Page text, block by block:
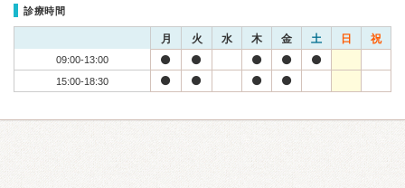
診療時間
月 火 水 木 金 土 日 祝
09:00-13:00
15:00-18:30